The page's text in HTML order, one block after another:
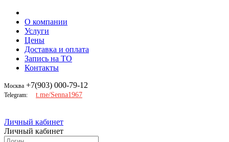
О компании
Услуги
Цены
Доставка и оплата
Запись на ТО
Контакты
Москва +7(903) 000-79-12
Telegram: t.me/Senna1967
Личный кабинет
Личный кабинет